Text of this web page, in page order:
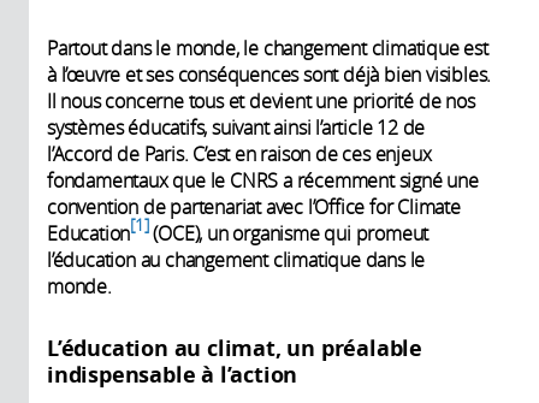
Partout dans le monde, le changement climatique est
à l’œuvre et ses conséquences sont déjà bien visibles.
Il nous concerne tous et devient une priorité de nos
systèmes éducatifs, suivant ainsi l’article 12 de
l’Accord de Paris. C’est en raison de ces enjeux
fondamentaux que le CNRS a récemment signé une
convention de partenariat avec l’Office for Climate
Education 1 (OCE), un organisme qui promeut
l’éducation au changement climatique dans le
monde.
L’éducation au climat, un préalable
indispensable à l’action